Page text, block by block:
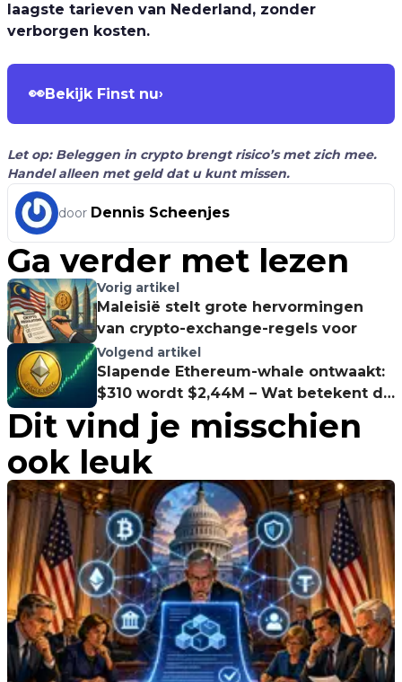
laagste tarieven van Nederland, zonder
verborgen kosten.
👀Bekijk Finst nu›
Let op: Beleggen in crypto brengt risico’s met zich mee.
Handel alleen met geld dat u kunt missen.
door Dennis Scheenjes
Ga verder met lezen
Vorig artikel
Maleisië stelt grote hervormingen
van crypto-exchange-regels voor
Volgend artikel
Slapende Ethereum-whale ontwaakt:
$310 wordt $2,44M – Wat betekent dit
voor ETH?
Dit vind je misschien
ook leuk